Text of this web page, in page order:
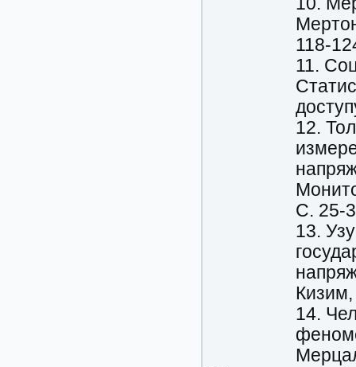
118-
11.
12.
С. 25-
13.
14.